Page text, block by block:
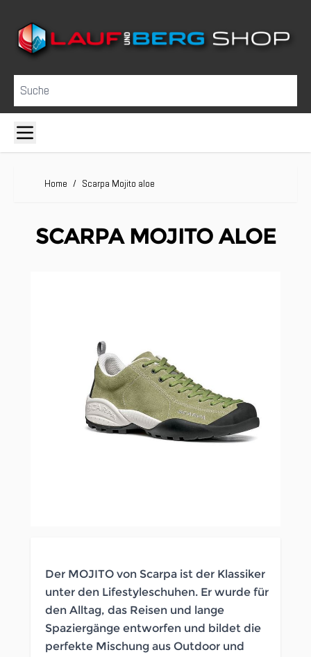
Suche
Home / Scarpa Mojito aloe
SCARPA MOJITO ALOE
Der MOJITO von Scarpa ist der Klassiker
unter den Lifestyleschuhen. Er wurde für
den Alltag, das Reisen und lange
Spaziergänge entworfen und bildet die
perfekte Mischung aus Outdoor und